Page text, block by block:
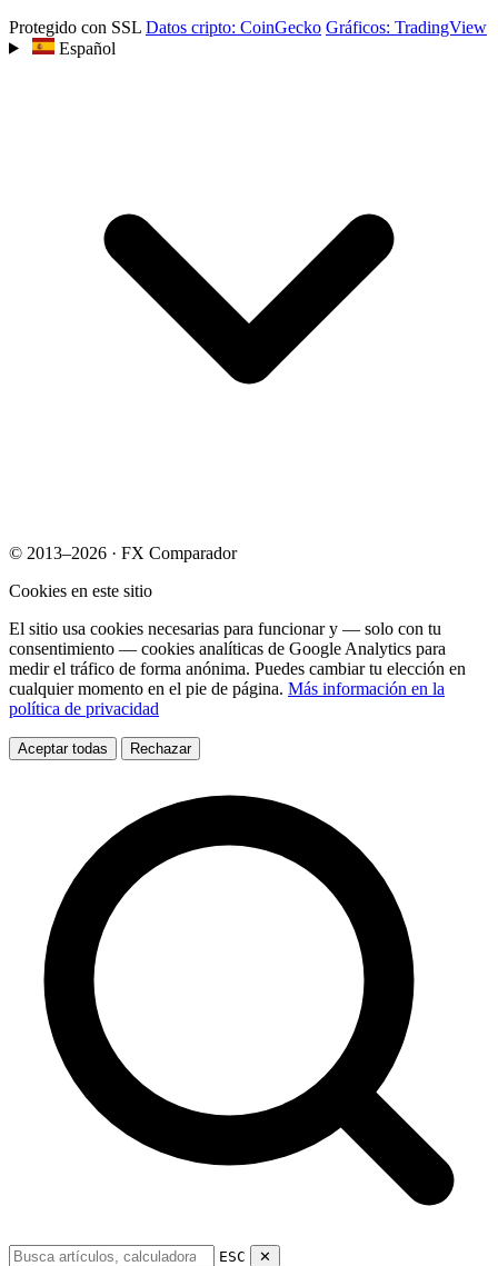
Protegido con SSL Datos cripto: CoinGecko Gráficos: TradingView
Español
© 2013–2026 · FX Comparador
Cookies en este sitio
El sitio usa cookies necesarias para funcionar y — solo con tu
consentimiento — cookies analíticas de Google Analytics para
medir el tráfico de forma anónima. Puedes cambiar tu elección en
cualquier momento en el pie de página. Más información en la
política de privacidad
Aceptar todas Rechazar
ESC ✕